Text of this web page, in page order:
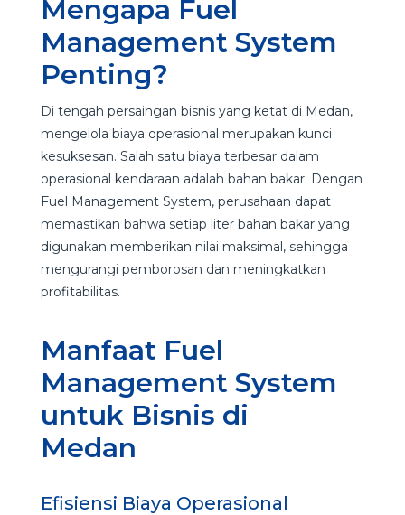
Mengapa Fuel
Management System
Penting?
Di tengah persaingan bisnis yang ketat di Medan,
mengelola biaya operasional merupakan kunci
kesuksesan. Salah satu biaya terbesar dalam
operasional kendaraan adalah bahan bakar. Dengan
Fuel Management System, perusahaan dapat
memastikan bahwa setiap liter bahan bakar yang
digunakan memberikan nilai maksimal, sehingga
mengurangi pemborosan dan meningkatkan
profitabilitas.
Manfaat Fuel
Management System
untuk Bisnis di
Medan
Efisiensi Biaya Operasional